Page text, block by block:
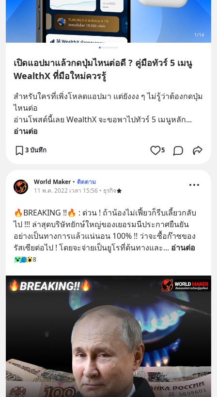
เปิดแอปมาแล้วกดปุ่มไหนต่อดี ? คู่มือทัวร์ 5 เมนู
WealthX ที่มือใหม่ควรรู้
สำหรับใครที่เพิ่งโหลดแอปมา แต่ยังงง ๆ ไม่รู้ว่าต้องกดปุ่ม
ไหนต่อ
อ่านโพสต์นี้เลย WealthX จะขอพาไปทัวร์ 5 เมนูหลัก
อ่านต่อ
3 บันทึก 5
World Maker • ติดตาม
11 พ.ค. 2022 เวลา 15:56 • ธุรกิจ
🔥BREAKING !!🔥 : ด่วน ! ถ้าน้องไม่เฟี้ยวก็รีบเลี้ยวกลับ
ไป !!! ล่าสุดบริษัทยักษ์ใหญ่ของเยอรมนีประกาศยืนยัน
อย่างเป็นทางการแล้วแน่นอน 100% !! ว่าจะซื้อก๊าซของ
รัสเซียต่อไป ! โดยจะจ่ายเป็นยูโรที่ต้นทางและ... อ่านต่อ
8